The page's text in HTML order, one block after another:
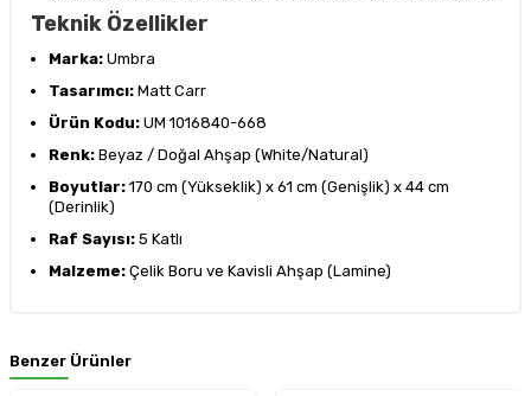
Teknik Özellikler
Marka: Umbra
Tasarımcı: Matt Carr
Ürün Kodu: UM 1016840-668
Renk: Beyaz / Doğal Ahşap (White/Natural)
Boyutlar: 170 cm (Yükseklik) x 61 cm (Genişlik) x 44 cm
(Derinlik)
Raf Sayısı: 5 Katlı
Malzeme: Çelik Boru ve Kavisli Ahşap (Lamine)
Benzer Ürünler